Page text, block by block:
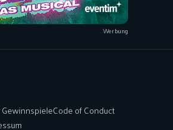
Werbung
Code of Conduct